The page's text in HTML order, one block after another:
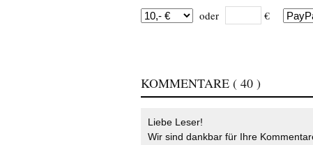
oder €
KOMMENTARE ( 40 )
Liebe Leser!
Wir sind dankbar für Ihre